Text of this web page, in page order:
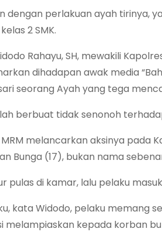
dengan perlakuan ayah tirinya,
2 SMK.
Rahayu, SH, mewakili
dihadapan awak media
seorang Ayah yang tega
berbuat tidak senonoh
melancarkan aksinya pada
Bunga (17), bukan nama
pulas di kamar, lalu pelaku
kata Widodo, pelaku memang
melampiaskan kepada korban